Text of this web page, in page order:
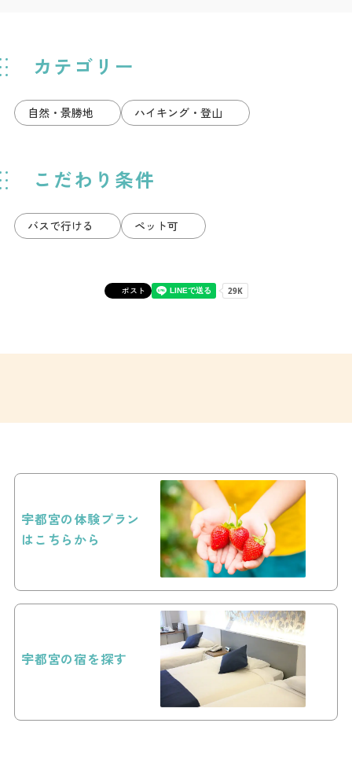
カテゴリー
自然・景勝地 ハイキング・登山
こだわり条件
バスで行ける ペット可
ポスト
宇都宮の体験プラン
はこちらから
宇都宮の宿を探す